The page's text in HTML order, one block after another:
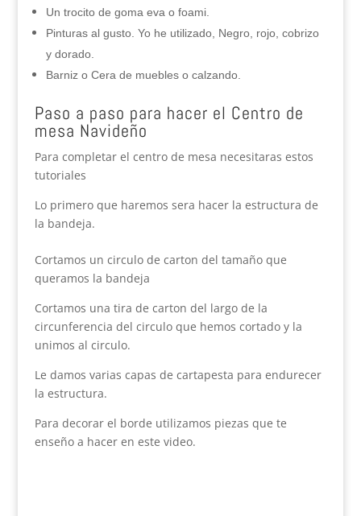
Un trocito de goma eva o foami.
Pinturas al gusto. Yo he utilizado, Negro, rojo, cobrizo
y dorado.
Barniz o Cera de muebles o calzando.
Paso a paso para hacer el Centro de
mesa Navideño
Para completar el centro de mesa necesitaras estos
tutoriales
Lo primero que haremos sera hacer la estructura de
la bandeja.
Cortamos un circulo de carton del tamaño que
queramos la bandeja
Cortamos una tira de carton del largo de la
circunferencia del circulo que hemos cortado y la
unimos al circulo.
Le damos varias capas de cartapesta para endurecer
la estructura.
Para decorar el borde utilizamos piezas que te
enseño a hacer en este video.